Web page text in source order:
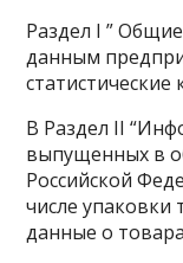
Раздел I ”
данным
статистические
В Раздел II
выпущенных в
Российской
числе упаковки
данные о